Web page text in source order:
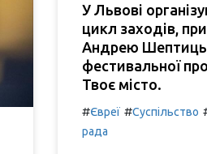
У Львові
цикл заходів,
Андрею
фестивальної
Твоє місто.
#Євреї #Суспільство
рада